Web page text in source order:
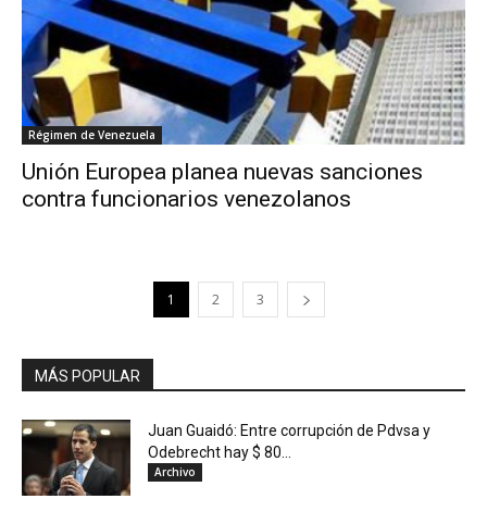
Régimen de Venezuela
Unión Europea planea nuevas sanciones
contra funcionarios venezolanos
1 2 3
MÁS POPULAR
Juan Guaidó: Entre corrupción de Pdvsa y
Odebrecht hay $ 80...
Archivo